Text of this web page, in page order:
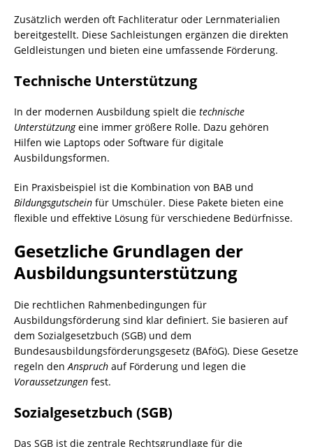
Zusätzlich werden oft Fachliteratur oder Lernmaterialien
bereitgestellt. Diese Sachleistungen ergänzen die direkten
Geldleistungen und bieten eine umfassende Förderung.
Technische Unterstützung
In der modernen Ausbildung spielt die technische
Unterstützungeine immer größere Rolle. Dazu gehören
Hilfen wie Laptops oder Software für digitale
Ausbildungsformen.
Ein Praxisbeispiel ist die Kombination von BAB und
Bildungsgutschein für Umschüler. Diese Pakete bieten eine
flexible und effektive Lösung für verschiedene Bedürfnisse.
Gesetzliche Grundlagen der
Ausbildungsunterstützung
Die rechtlichen Rahmenbedingungen für
Ausbildungsförderung sind klar definiert. Sie basieren auf
dem Sozialgesetzbuch (SGB) und dem
Bundesausbildungsförderungsgesetz (BAföG). Diese Gesetze
regeln denAnspruch auf Förderung und legen die
Voraussetzungen fest.
Sozialgesetzbuch (SGB)
Das SGB ist die zentrale Rechtsgrundlage für die